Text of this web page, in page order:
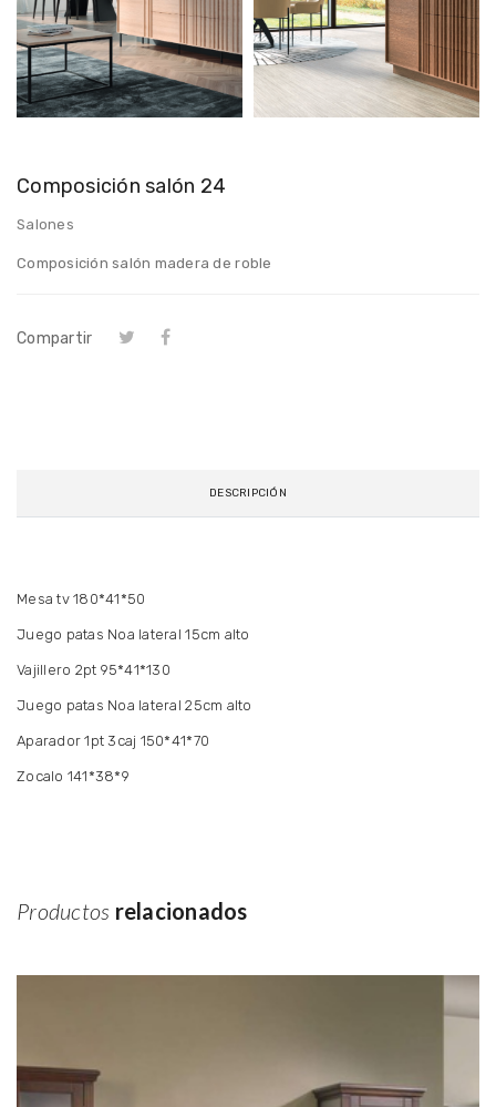
Composición salón 24
Salones
Composición salón madera de roble
Compartir
DESCRIPCIÓN
Mesa tv 180*41*50
Juego patas Noa lateral 15cm alto
Vajillero 2pt 95*41*130
Juego patas Noa lateral 25cm alto
Aparador 1pt 3caj 150*41*70
Zocalo 141*38*9
Productos relacionados